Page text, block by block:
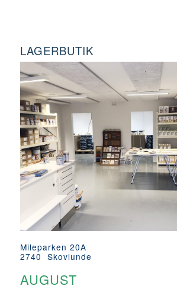
LAGERBUTIK
Mileparken 20A
2740 Skovlunde
AUGUST